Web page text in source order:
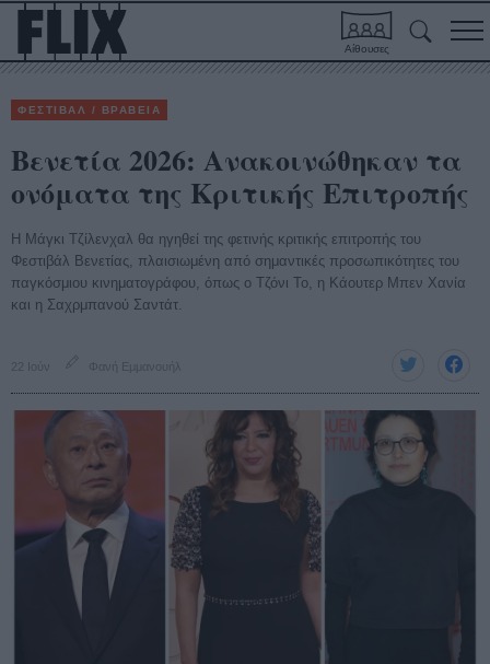
Αίθουσες
ΦΕΣΤΙΒΑΛ / ΒΡΑΒΕΙΑ
Βενετία 2026: Ανακοινώθηκαν τα
ονόματα της Κριτικής Επιτροπής
Η Μάγκι Τζίλενχαλ θα ηγηθεί της φετινής κριτικής επιτροπής του
Φεστιβάλ Βενετίας, πλαισιωμένη από σημαντικές προσωπικότητες του
παγκόσμιου κινηματογράφου, όπως ο Τζόνι Το, η Κάουτερ Μπεν Χανία
και η Σαχρμπανού Σαντάτ.
22 Ιούν Φανή Εμμανουήλ